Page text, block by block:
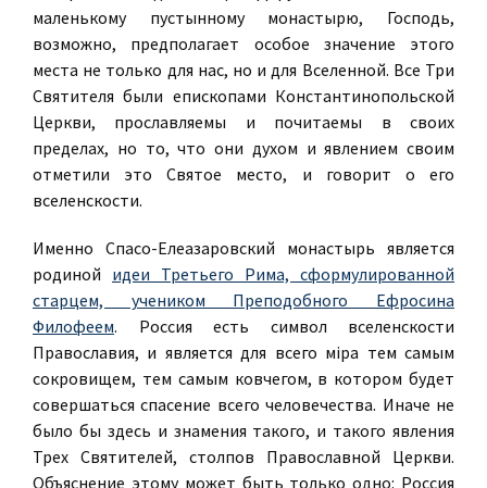
маленькому пустынному монастырю, Господь,
возможно, предполагает особое значение этого
места не только для нас, но и для Вселенной. Все Три
Святителя были епископами Константинопольской
Церкви, прославляемы и почитаемы в своих
пределах, но то, что они духом и явлением своим
отметили это Святое место, и говорит о его
вселенскости.
Именно Спасо-Елеазаровский монастырь является
родиной идеи Третьего Рима, сформулированной
старцем, учеником Преподобного Ефросина
Филофеем. Россия есть символ вселенскости
Православия, и является для всего мiра тем самым
сокровищем, тем самым ковчегом, в котором будет
совершаться спасение всего человечества. Иначе не
было бы здесь и знамения такого, и такого явления
Трех Святителей, столпов Православной Церкви.
Объяснение этому может быть только одно: Россия